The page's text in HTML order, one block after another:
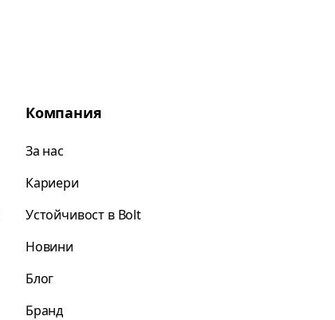
Компания
За нас
Кариери
Устойчивост в Bolt
Новини
Блог
Бранд